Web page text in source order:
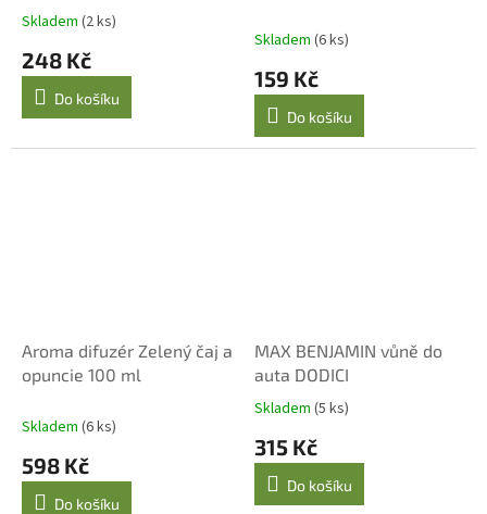
200 ml
Průměrné
produktu
5,0
5
Skladem (2 ks)
248 Kč
Do košíku
Skladem (6 ks)
159 Kč
Do košíku
Aroma difuzér Zelený čaj a
opuncie 100 ml
Skladem (6 ks)
598 Kč
Do košíku
MAX BENJAMIN vůně do
auta DODICI
Průměrné
produktu
5,0
Skladem (5 ks)
315 Kč
Do košíku